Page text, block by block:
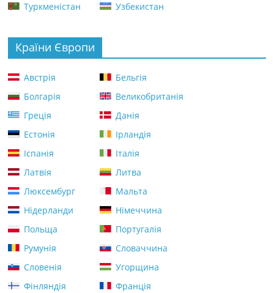
Туркменістан
Узбекистан
Країни Європи
Австрія
Бельгія
Болгарія
Великобританія
Греція
Данія
Естонія
Ірландія
Іспанія
Італія
Латвія
Литва
Люксембург
Мальта
Нідерланди
Німеччина
Польща
Португалія
Румунія
Словаччина
Словенія
Угорщина
Фінляндія
Франція